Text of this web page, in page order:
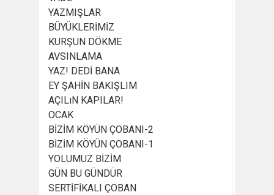
YAZMIŞLAR
BÜYÜKLERİMİZ
KURŞUN DÖKME
AVSINLAMA
YAZ! DEDİ BANA
EY ŞAHİN BAKIŞLIM
AÇILıN KAPILAR!
OCAK
BİZİM KÖYÜN ÇOBANI-2
BİZİM KÖYÜN ÇOBANI-1
YOLUMUZ BİZİM
GÜN BU GÜNDÜR
SERTİFİKALI ÇOBAN